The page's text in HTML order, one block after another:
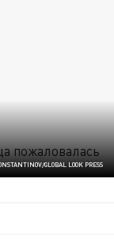
GLOBAL LOOK PRESS